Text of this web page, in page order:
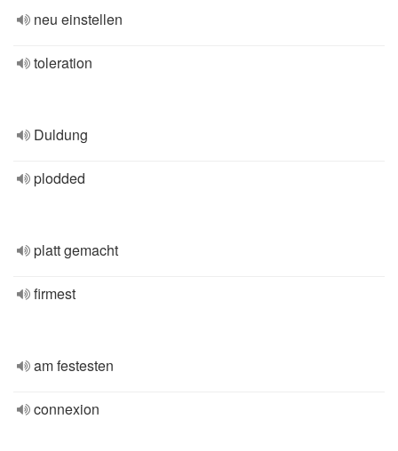
neu einstellen
toleration
Duldung
plodded
platt gemacht
firmest
am festesten
connexion